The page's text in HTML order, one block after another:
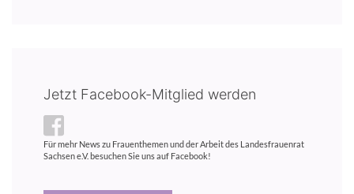
Jetzt Facebook-Mitglied werden
Für mehr News zu Frauenthemen und der Arbeit des Landesfrauenrat
Sachsen e.V. besuchen Sie uns auf Facebook!